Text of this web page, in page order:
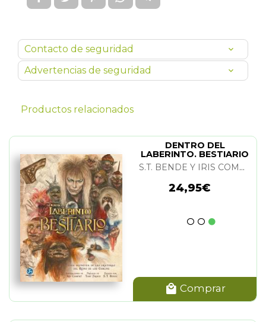
Contacto de seguridad
Advertencias de seguridad
Productos relacionados
DENTRO DEL
LABERINTO. BESTIARIO
S.T. BENDE Y IRIS COMPIET
24,95€
Comprar